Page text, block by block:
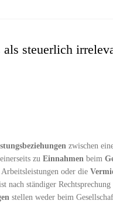
steuerlich
zwischen
zu Einnahmen beim
oder die
nach ständiger Rechtsprechung
stellen weder beim